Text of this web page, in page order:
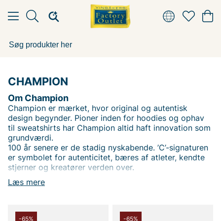
CHAMPION
Læs mere
Om Champion
Champion er mærket, hvor original og autentisk
design begynder. Pioner inden for hoodies og ophav
til sweatshirts har Champion altid haft innovation som
grundværdi.
100 år senere er de stadig nyskabende. ’C’-signaturen
er symbolet for autenticitet, bæres af atleter, kendte
stjerner og kreatører verden over.
Hos Vingåkers Factory Outlet finder du et stort udvalg
tilbyder alt fra klassiske hoodies og sweatshirts til t-
-65% -65%